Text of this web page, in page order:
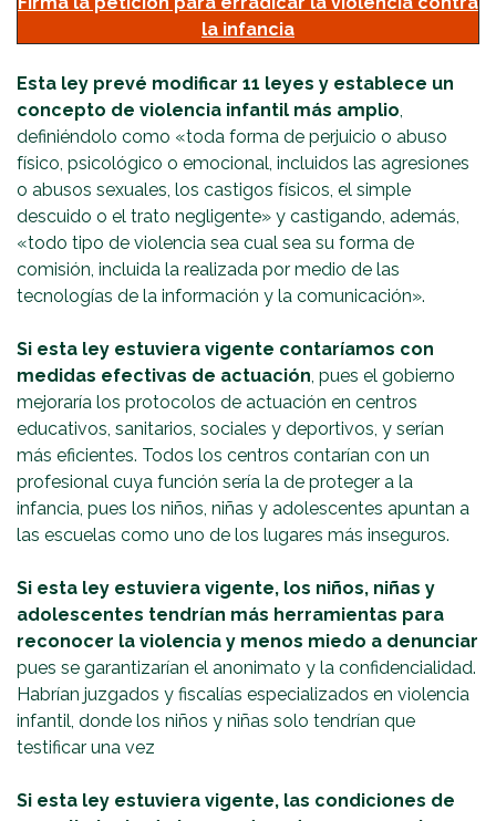
la infancia
Esta ley prevé modificar 11 leyes y establece un
concepto de violencia infantil más amplio
definiéndolo como «toda forma de perjuicio o abuso
físico, psicológico o emocional, incluidos las agresiones
o abusos sexuales, los castigos físicos, el simple
descuido o el trato negligente» y castigando, además,
«todo tipo de violencia sea cual sea su forma de
comisión, incluida la realizada por medio de las
tecnologías de la información y la comunicación».
Si esta ley estuviera vigente contaríamos con
medidas efectivas de actuación , pues el gobierno
mejoraría los protocolos de actuación en centros
educativos, sanitarios, sociales y deportivos, y serían
más eficientes. Todos los centros contarían con un
profesional cuya función sería la de proteger a la
infancia, pues los niños, niñas y adolescentes apuntan a
las escuelas como uno de los lugares más inseguros.
Si esta ley estuviera vigente, los niños, niñas y
adolescentes tendrían más herramientas para
reconocer la violencia y menos miedo a denunciar
pues se garantizarían el anonimato y la confidencialidad.
Habrían juzgados y fiscalías especializados en violencia
infantil, donde los niños y niñas solo tendrían que
testificar una vez
Si esta ley estuviera vigente, las condiciones de